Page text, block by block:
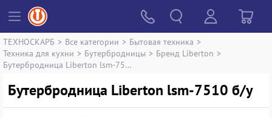
ТЕХНОСКАРБ > Все категории > Бытовая техника >
Техника для кухни > Бутербродницы > Бренд Liberton >
Бутербродница Liberton lsm-7510
Бутербродница Liberton lsm-7510 б/у